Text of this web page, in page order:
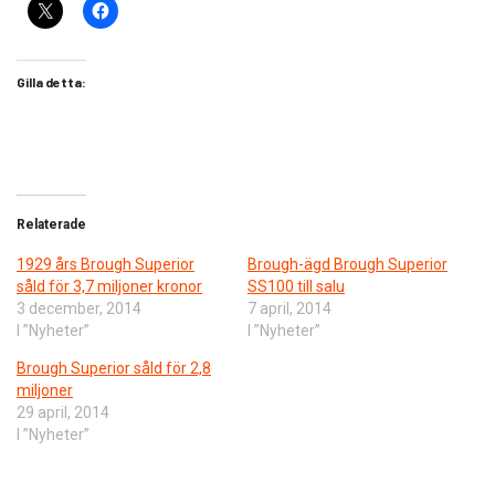
Gilla detta:
Relaterade
1929 års Brough Superior
såld för 3,7 miljoner kronor
3 december, 2014
I ”Nyheter”
Brough-ägd Brough Superior
SS100 till salu
7 april, 2014
I ”Nyheter”
Brough Superior såld för 2,8
miljoner
29 april, 2014
I ”Nyheter”